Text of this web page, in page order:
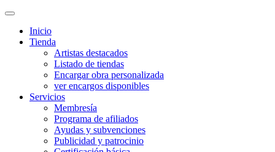
Inicio
Tienda
Artistas destacados
Listado de tiendas
Encargar obra personalizada
ver encargos disponibles
Servicios
Membresía
Programa de afiliados
Ayudas y subvenciones
Publicidad y patrocinio